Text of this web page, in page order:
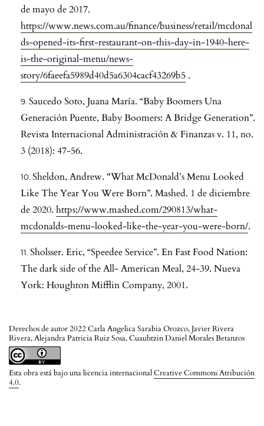
Derechos de autor 2022 Carla Angelica Sarabia Orozco, Javier Rivera
Rivera, Alejandra Patricia Ruiz Sosa, Cuauhtzin Daniel Morales Betanzos
Esta obra está bajo una licencia internacionalCreative Commons Atribución
4.0.
de mayo de 2017.
https://www.news.com.au/finance/business/retail/mcdonal
ds-opened-its-first-restaurant-on-this-day-in-1940-here-
is-the-original-menu/news-
story/6faeefa5989d40d5a6304cacf43269b5 .
Saucedo Soto, Juana María. “Baby Boomers Una
Generación Puente, Baby Boomers: A Bridge Generation”.
Revista Internacional Administración & Finanzas v. 11, no.
3 (2018): 47-56.
Sheldon, Andrew. "What McDonald’s Menu Looked
Like The Year You Were Born”. Mashed. 1 de diciembre
de 2020. https://www.mashed.com/290813/what-
mcdonalds-menu-looked-like-the-year-you-were-born/.
Sholsser. Eric, “Speedee Service”. En Fast Food Nation:
The dark side of the All- American Meal, 24-39. Nueva
York: Houghton Mifflin Company, 2001.